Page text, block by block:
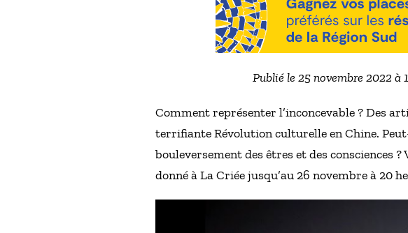
Publié le 25 novembre 2022 à
Comment représenter l’inconcevable ? Des
terrifiante Révolution culturelle en Chine.
bouleversement des êtres et des consciences
donné à La Criée jusqu’au 26 novembre à 20